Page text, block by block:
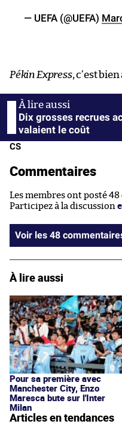
— UEFA (@UEFA)
Pékin Express, c’est bien
Dix grosses recrues
valaient le coût
CS
Commentaires
Les membres ont posté
Participez à la discussion
Voir les 48
À lire aussi
Pour sa première avec
Manchester City, Enzo
Maresca bute sur l'Inter
Milan
Articles en tendances